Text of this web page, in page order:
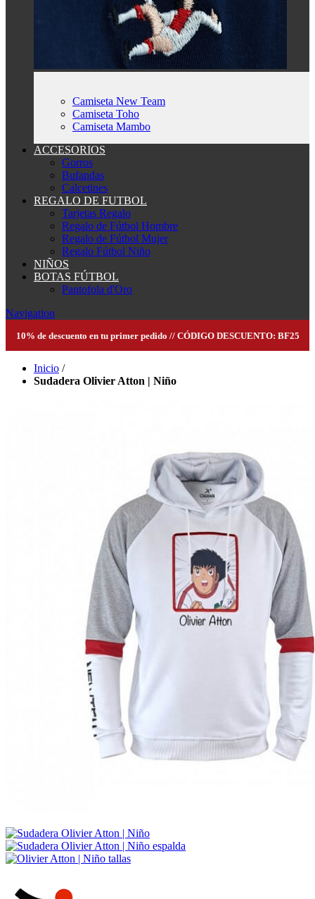
Camiseta New Team
Camiseta Toho
Camiseta Mambo
ACCESORIOS
Gorros
Bufandas
Calcetines
REGALO DE FUTBOL
Tarjetas Regalo
Regalo de Fútbol Hombre
Regalo de Fútbol Mujer
Regalo Fútbol Niño
NIÑOS
BOTAS FÚTBOL
Pantofola d'Oro
Navigation
10% de descuento en tu primer pedido // CÓDIGO DESCUENTO: BF25
Inicio /
Sudadera Olivier Atton | Niño